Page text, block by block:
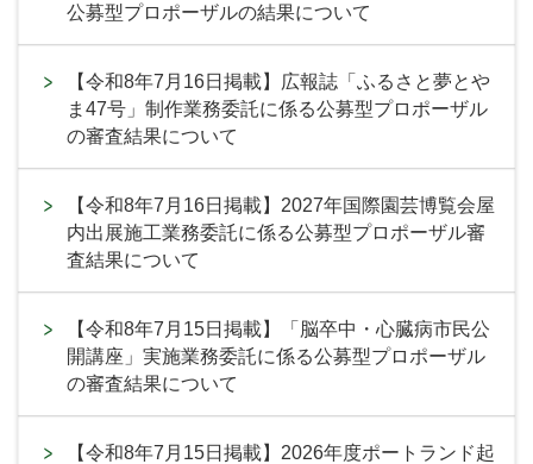
公募型プロポーザルの結果について
【令和8年7月16日掲載】広報誌「ふるさと夢とや
ま47号」制作業務委託に係る公募型プロポーザル
の審査結果について
【令和8年7月16日掲載】2027年国際園芸博覧会屋
内出展施工業務委託に係る公募型プロポーザル審
査結果について
【令和8年7月15日掲載】「脳卒中・心臓病市民公
開講座」実施業務委託に係る公募型プロポーザル
の審査結果について
【令和8年7月15日掲載】2026年度ポートランド起